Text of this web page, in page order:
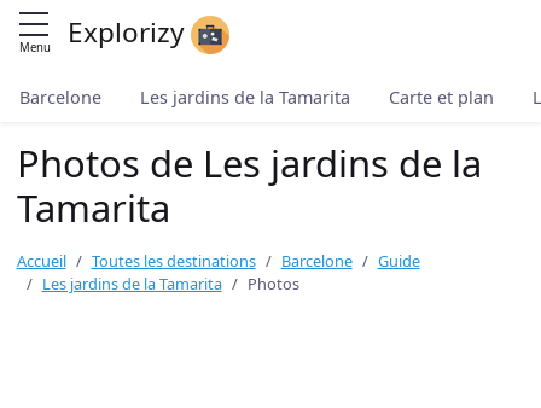
Menu Explorizy
Barcelone Les jardins de la Tamarita Carte et plan
Photos de Les jardins de la
Tamarita
Accueil Toutes les destinations Barcelone
Guide
Les jardins de la Tamarita
Photos